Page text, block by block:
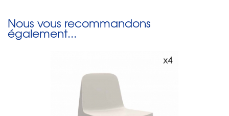
Nous vous recommandons
également...